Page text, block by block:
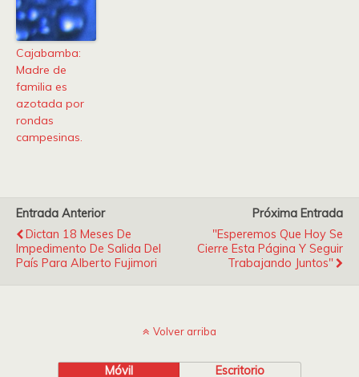
Cajabamba:
Madre de
familia es
azotada por
rondas
campesinas.
Entrada Anterior
Dictan 18 Meses De
Impedimento De Salida Del
País Para Alberto Fujimori
Próxima Entrada
"Esperemos Que Hoy Se
Cierre Esta Página Y Seguir
Trabajando Juntos"
Volver arriba
Móvil Escritorio